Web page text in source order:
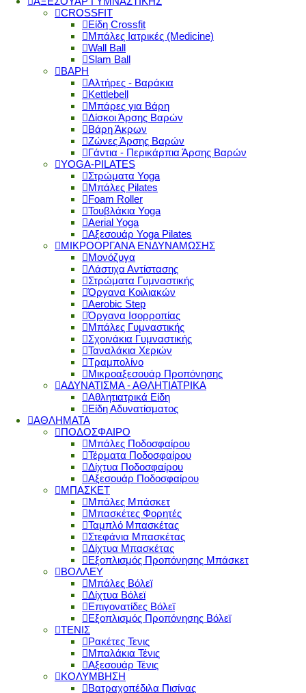
CROSSFIT
Είδη Crossfit
Μπάλες Ιατρικές (Medicine)
Wall Ball
Slam Ball
ΒΑΡΗ
Αλτήρες - Βαράκια
Kettlebell
Μπάρες για Βάρη
Δίσκοι Άρσης Βαρών
Βάρη Άκρων
Ζώνες Άρσης Βαρών
Γάντια - Περικάρπια Άρσης Βαρών
YOGA-PILATES
Στρώματα Yoga
Μπάλες Pilates
Foam Roller
Τουβλάκια Yoga
Aerial Yoga
Αξεσουάρ Yoga Pilates
ΜΙΚΡΟΟΡΓΑΝΑ ΕΝΔΥΝΑΜΩΣΗΣ
Μονόζυγα
Λάστιχα Αντίστασης
Στρώματα Γυμναστικής
Όργανα Κοιλιακών
Aerobic Step
Όργανα Ισορροπίας
Μπάλες Γυμναστικής
Σχοινάκια Γυμναστικής
Ταναλάκια Χεριών
Τραμπολίνο
Μικροαξεσουάρ Προπόνησης
ΑΔΥΝΑΤΙΣΜΑ - ΑΘΛΗΤΙΑΤΡΙΚΑ
Αθλητιατρικά Είδη
Είδη Αδυνατίσματος
ΑΘΛΗΜΑΤΑ
ΠΟΔΟΣΦΑΙΡΟ
Μπάλες Ποδοσφαίρου
Τέρματα Ποδοσφαίρου
Δίχτυα Ποδοσφαίρου
Αξεσουάρ Ποδοσφαίρου
ΜΠΑΣΚΕΤ
Μπάλες Μπάσκετ
Μπασκέτες Φορητές
Ταμπλό Μπασκέτας
Στεφάνια Μπασκέτας
Δίχτυα Μπασκέτας
Εξοπλισμός Προπόνησης Μπάσκετ
ΒΟΛΛΕΥ
Μπάλες Βόλεϊ
Δίχτυα Βόλεϊ
Επιγονατίδες Βόλεϊ
Εξοπλισμός Προπόνησης Βόλεϊ
ΤΕΝΙΣ
Ρακέτες Τενις
Μπαλάκια Τένις
Αξεσουάρ Τένις
ΚΟΛΥΜΒΗΣΗ
Βατραχοπέδιλα Πισίνας